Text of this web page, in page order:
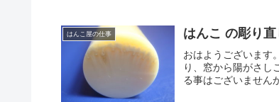
はんこ屋の仕事 はんこ の彫り直
おはようございます
り、窓から陽がさし
る事はございません